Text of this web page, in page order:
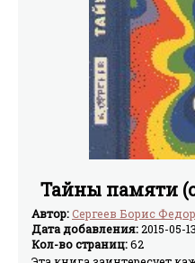
Тайны памяти
Автор:Сергеев Борис
Дата добавления:2015-05-13
Кол-во страниц:62